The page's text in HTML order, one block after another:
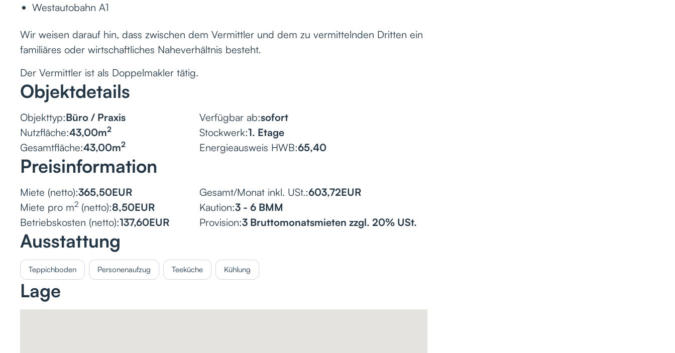
Westautobahn A1
Wir weisen darauf hin, dass zwischen dem Vermittler und dem zu vermittelnden Dritten ein
familiäres oder wirtschaftliches Naheverhältnis besteht.
Der Vermittler ist als Doppelmakler tätig.
Objektdetails
Objekttyp:Büro / Praxis
Nutzfläche:43,00m2
Gesamtfläche:43,00m2
Verfügbar ab:sofort
Stockwerk:1. Etage
Energieausweis HWB:65,40
Preisinformation
Miete (netto):365,50EUR
Miete pro m2 (netto):8,50EUR
Betriebskosten (netto):137,60EUR
Gesamt/Monat inkl. USt.:603,72EUR
Kaution:3 - 6 BMM
Provision:3 Bruttomonatsmieten zzgl. 20% USt.
Ausstattung
Teppichboden Personenaufzug Teeküche Kühlung
Lage